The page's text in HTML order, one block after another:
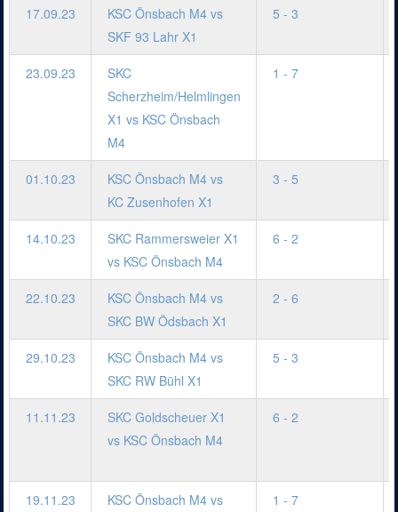
17.09.23
KSC Önsbach M4 vs
SKF 93 Lahr X1
5 - 3
23.09.23
SKC
Scherzheim/Helmlingen
X1 vs KSC Önsbach
M4
1 - 7
01.10.23
KSC Önsbach M4 vs
KC Zusenhofen X1
3 - 5
14.10.23
SKC Rammersweier X1
vs KSC Önsbach M4
6 - 2
22.10.23
KSC Önsbach M4 vs
SKC BW Ödsbach X1
2 - 6
29.10.23
KSC Önsbach M4 vs
SKC RW Bühl X1
5 - 3
11.11.23
SKC Goldscheuer X1
vs KSC Önsbach M4
6 - 2
19.11.23
KSC Önsbach M4 vs
1 - 7